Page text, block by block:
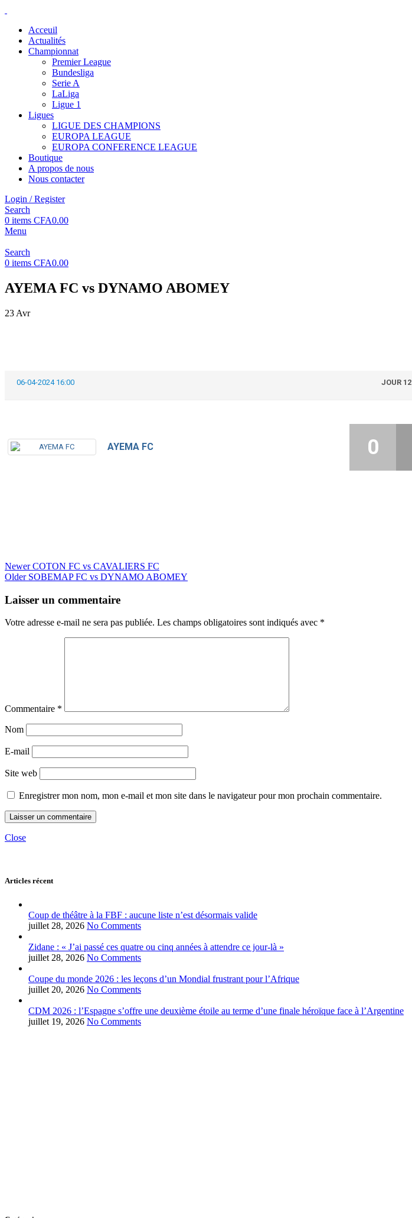
Acceuil
Actualités
Championnat
Premier League
Bundesliga
Serie A
LaLiga
Ligue 1
Ligues
LIGUE DES CHAMPIONS
EUROPA LEAGUE
EUROPA CONFERENCE LEAGUE
Boutique
A propos de nous
Nous contacter
Login / Register
Search
0 items CFA0.00
Menu
Search
0 items CFA0.00
AYEMA FC vs DYNAMO ABOMEY
23 Avr
06-04-2024 16:00 JOUR 12
AYEMA FC 0
Newer COTON FC vs CAVALIERS FC
Older SOBEMAP FC vs DYNAMO ABOMEY
Laisser un commentaire
Votre adresse e-mail ne sera pas publiée. Les champs obligatoires sont indiqués avec *
Commentaire *
Nom
E-mail
Site web
Enregistrer mon nom, mon e-mail et mon site dans le navigateur pour mon prochain commentaire.
Close
Articles récent
Coup de théâtre à la FBF : aucune liste n’est désormais valide
juillet 28, 2026 No Comments
Zidane : « J’ai passé ces quatre ou cinq années à attendre ce jour-là »
juillet 28, 2026 No Comments
Coupe du monde 2026 : les leçons d’un Mondial frustrant pour l’Afrique
juillet 20, 2026 No Comments
CDM 2026 : l’Espagne s’offre une deuxième étoile au terme d’une finale héroïque face à l’Argentine
juillet 19, 2026 No Comments